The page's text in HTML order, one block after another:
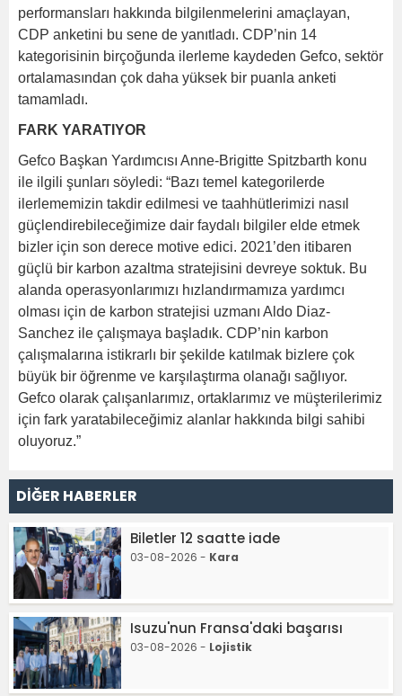
performansları hakkında bilgilenmelerini amaçlayan,
CDP anketini bu sene de yanıtladı. CDP’nin 14
kategorisinin birçoğunda ilerleme kaydeden Gefco, sektör
ortalamasından çok daha yüksek bir puanla anketi
tamamladı.
FARK YARATIYOR
Gefco Başkan Yardımcısı Anne-Brigitte Spitzbarth konu
ile ilgili şunları söyledi: “Bazı temel kategorilerde
ilerlememizin takdir edilmesi ve taahhütlerimizi nasıl
güçlendirebileceğimize dair faydalı bilgiler elde etmek
bizler için son derece motive edici. 2021’den itibaren
güçlü bir karbon azaltma stratejisini devreye soktuk. Bu
alanda operasyonlarımızı hızlandırmamıza yardımcı
olması için de karbon stratejisi uzmanı Aldo Diaz-
Sanchez ile çalışmaya başladık. CDP’nin karbon
çalışmalarına istikrarlı bir şekilde katılmak bizlere çok
büyük bir öğrenme ve karşılaştırma olanağı sağlıyor.
Gefco olarak çalışanlarımız, ortaklarımız ve müşterilerimiz
için fark yaratabileceğimiz alanlar hakkında bilgi sahibi
oluyoruz.”
DİĞER HABERLER
Biletler 12 saatte iade
03-08-2026 - Kara
Isuzu'nun Fransa'daki başarısı
03-08-2026 - Lojistik